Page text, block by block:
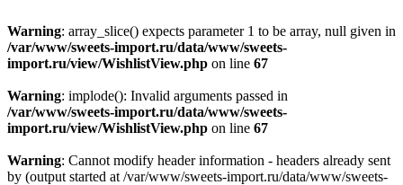
Warning: array_slice() expects parameter 1 to be array, null given in
/var/www/sweets-import.ru/data/www/sweets-
import.ru/view/WishlistView.php on line 67
Warning: implode(): Invalid arguments passed in
/var/www/sweets-import.ru/data/www/sweets-
import.ru/view/WishlistView.php on line 67
Warning: Cannot modify header information - headers already sent
by (output started at /var/www/sweets-import.ru/data/www/sweets-